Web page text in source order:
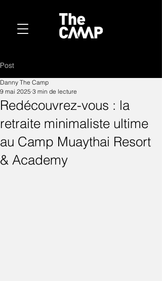
Post
Redécouvrez-vous : la
retraite minimaliste ultime
au Camp Muaythai Resort
& Academy
Danny The Camp
9 mai 2025 3 min de lecture